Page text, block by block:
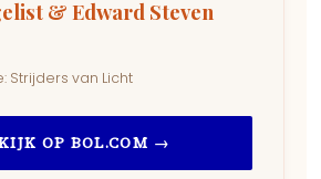
& Edward Steven
Strijders van Licht
OP BOL.COM →